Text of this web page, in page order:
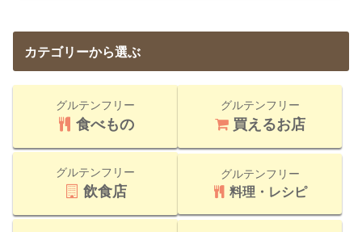
カテゴリーから選ぶ
グルテンフリー
食べもの
グルテンフリー
買えるお店
グルテンフリー
飲食店
グルテンフリー
料理・レシピ